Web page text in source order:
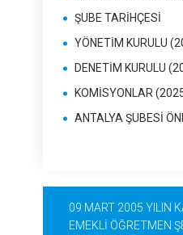
ŞUBE TARİHÇESİ
YÖNETİM KURULU
DENETİM KURULU
KOMİSYONLAR
ANTALYA ŞUBESİ
09 MART 2005 YILIN
EMEKLİ ÖĞRETMEN